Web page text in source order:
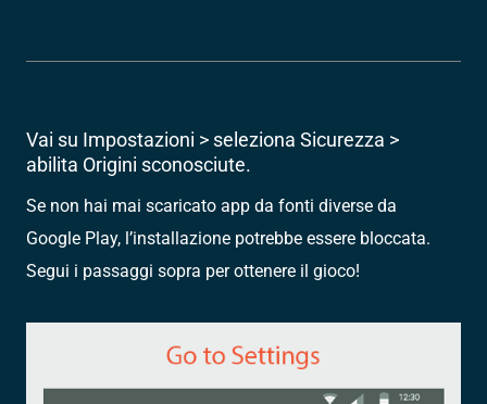
Vai su Impostazioni > seleziona Sicurezza >
abilita Origini sconosciute.
Se non hai mai scaricato app da fonti diverse da
Google Play, l’installazione potrebbe essere bloccata.
Segui i passaggi sopra per ottenere il gioco!